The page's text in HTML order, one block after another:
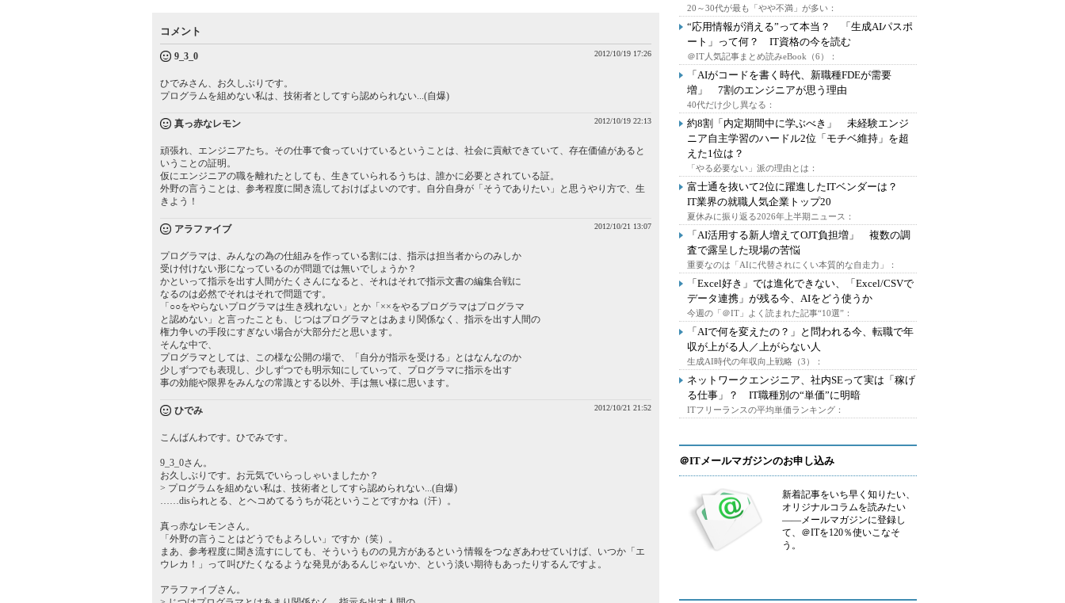
コメント
9_3_0 2012/10/19 17:26
ひでみさん、お久しぶりです。
プログラムを組めない私は、技術者としてすら認められない...(自爆)
真っ赤なレモン 2012/10/19 22:13
頑張れ、エンジニアたち。その仕事で食っていけているということは、社会に貢献できていて、存在価値があると
いうことの証明。
仮にエンジニアの職を離れたとしても、生きていられるうちは、誰かに必要とされている証。
外野の言うことは、参考程度に聞き流しておけばよいのです。自分自身が「そうでありたい」と思うやり方で、生
きよう！
アラファイブ 2012/10/21 13:07
プログラマは、みんなの為の仕組みを作っている割には、指示は担当者からのみしか
受け付けない形になっているのが問題では無いでしょうか？
かといって指示を出す人間がたくさんになると、それはそれで指示文書の編集合戦に
なるのは必然でそれはそれで問題です。
「○○をやらないプログラマは生き残れない」とか「××をやるプログラマはプログラマ
と認めない」と言ったことも、じつはプログラマとはあまり関係なく、指示を出す人間の
権力争いの手段にすぎない場合が大部分だと思います。
そんな中で、
プログラマとしては、この様な公開の場で、「自分が指示を受ける」とはなんなのか
少しずつでも表現し、少しずつでも明示知にしていって、プログラマに指示を出す
事の効能や限界をみんなの常識とする以外、手は無い様に思います。
ひでみ 2012/10/21 21:52
こんばんわです。ひでみです。
9_3_0さん。
お久しぶりです。お元気でいらっしゃいましたか？
> プログラムを組めない私は、技術者としてすら認められない...(自爆)
……disられとる、とヘコめてるうちが花ということですかね（汗）。
真っ赤なレモンさん。
「外野の言うことはどうでもよろしい」ですか（笑）。
まあ、参考程度に聞き流すにしても、そういうものの見方があるという情報をつなぎあわせていけば、いつか「エ
ウレカ！」って叫びたくなるような発見があるんじゃないか、という淡い期待もあったりするんですよ。
アラファイブさん。
20～30代が最も「やや不満」が多い：
“応用情報が消える”って本当？ 「生成AIパスポ
ート」って何？ IT資格の今を読む
＠IT人気記事まとめ読みeBook（6）：
「AIがコードを書く時代、新職種FDEが需要
増」 7割のエンジニアが思う理由
40代だけ少し異なる：
約8割「内定期間中に学ぶべき」 未経験エンジ
ニア自主学習のハードル2位「モチベ維持」を超
えた1位は？
「やる必要ない」派の理由とは：
富士通を抜いて2位に躍進したITベンダーは？
IT業界の就職人気企業トップ20
夏休みに振り返る2026年上半期ニュース：
「AI活用する新人増えてOJT負担増」 複数の調
査で露呈した現場の苦悩
重要なのは「AIに代替されにくい本質的な自走力」：
「Excel好き」では進化できない、「Excel/CSVで
データ連携」が残る今、AIをどう使うか
今週の「＠IT」よく読まれた記事“10選”：
「AIで何を変えたの？」と問われる今、転職で年
収が上がる人／上がらない人
生成AI時代の年収向上戦略（3）：
ネットワークエンジニア、社内SEって実は「稼げ
る仕事」？ IT職種別の“単価”に明暗
ITフリーランスの平均単価ランキング：
＠ITメールマガジンのお申し込み
新着記事をいち早く知りたい、
オリジナルコラムを読みたい
――メールマガジンに登録し
て、＠ITを120％使いこなそ
う。